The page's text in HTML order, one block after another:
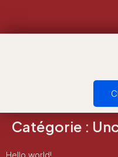
Catégorie :
Hello world!